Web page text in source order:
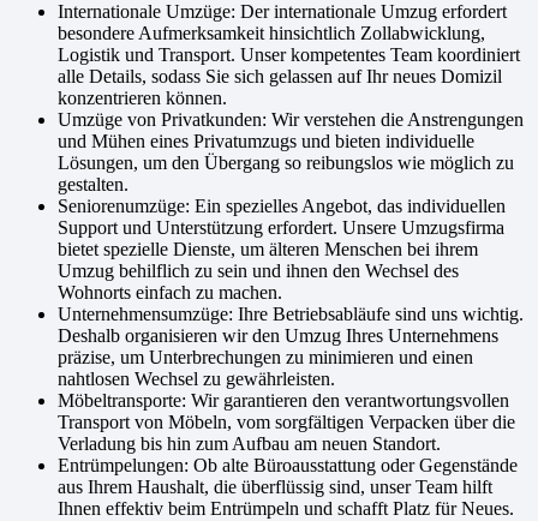
Internationale Umzüge: Der internationale Umzug erfordert
besondere Aufmerksamkeit hinsichtlich Zollabwicklung,
Logistik und Transport. Unser kompetentes Team koordiniert
alle Details, sodass Sie sich gelassen auf Ihr neues Domizil
konzentrieren können.
Umzüge von Privatkunden: Wir verstehen die Anstrengungen
und Mühen eines Privatumzugs und bieten individuelle
Lösungen, um den Übergang so reibungslos wie möglich zu
gestalten.
Seniorenumzüge: Ein spezielles Angebot, das individuellen
Support und Unterstützung erfordert. Unsere Umzugsfirma
bietet spezielle Dienste, um älteren Menschen bei ihrem
Umzug behilflich zu sein und ihnen den Wechsel des
Wohnorts einfach zu machen.
Unternehmensumzüge: Ihre Betriebsabläufe sind uns wichtig.
Deshalb organisieren wir den Umzug Ihres Unternehmens
präzise, um Unterbrechungen zu minimieren und einen
nahtlosen Wechsel zu gewährleisten.
Möbeltransporte: Wir garantieren den verantwortungsvollen
Transport von Möbeln, vom sorgfältigen Verpacken über die
Verladung bis hin zum Aufbau am neuen Standort.
Entrümpelungen: Ob alte Büroausstattung oder Gegenstände
aus Ihrem Haushalt, die überflüssig sind, unser Team hilft
Ihnen effektiv beim Entrümpeln und schafft Platz für Neues.